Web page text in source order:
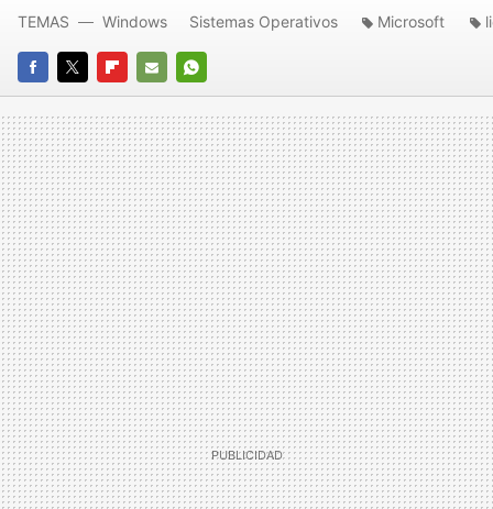
FACEBOOK
TWITTERFLIPBOARD
E-
MAIL
WHATSAPP
TEMAS Windows Sistemas Operativos Microsoft